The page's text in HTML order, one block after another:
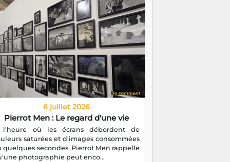
6 juillet 2026
Pierrot Men : Le regard d'une vie
l'heure où les écrans débordent de
saturées et d'images consommées
quelques secondes, Pierrot Men rappelle
photographie peut enco...